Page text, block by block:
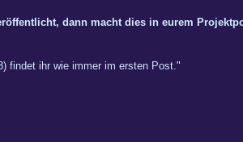
dann macht dies in eurem
findet ihr wie immer im ersten Post."